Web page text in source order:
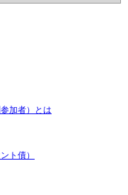
加者）とは
ト債）